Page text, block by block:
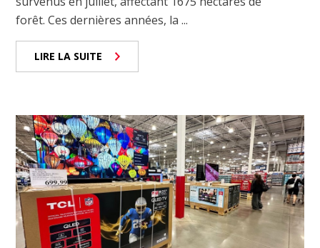
forêt. Ces dernières années, la ...
LIRE LA SUITE